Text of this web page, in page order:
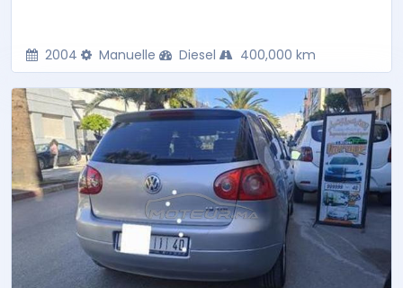
2004 Manuelle Diesel 400,000 km